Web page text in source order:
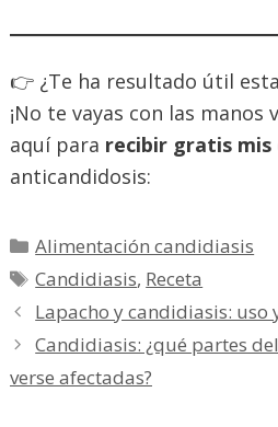
👉 ¿Te ha resultado útil
¡No te vayas con las manos
aquí para recibir gratis mis
anticandidosis:
Categorías
Alimentación candidiasis
Etiquetas
Candidiasis, Receta
Lapacho y candidiasis: uso
Candidiasis: ¿qué partes
verse afectadas?